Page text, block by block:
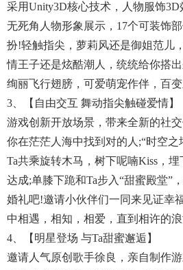
采用Unity3D核心技术，人物服饰3D
无死角人物形象展示，17个可装饰
扮!轻触指尖，萝莉风还是御姐范儿
情王子还是炫酷潮人，统统给你搭
绚丽飞行翅膀，可爱萌宠作伴，百变
3、【自由交互 舞动指尖触碰爱情】
游戏创新开放场景，带来全新的社
你在茫茫人海中找到对的人;“时空之
Ta共乘旋转木马，树下呢喃Kiss，
达成;单膝下跪和Ta步入“甜蜜殿堂”
婚礼吧!邀请小伙伴们一同来见证幸
中相遇，相知，相爱，直到相许的浪
4、【明星登场 与Ta甜蜜邂逅】
邀请人气原创歌手徐良，亲自制作